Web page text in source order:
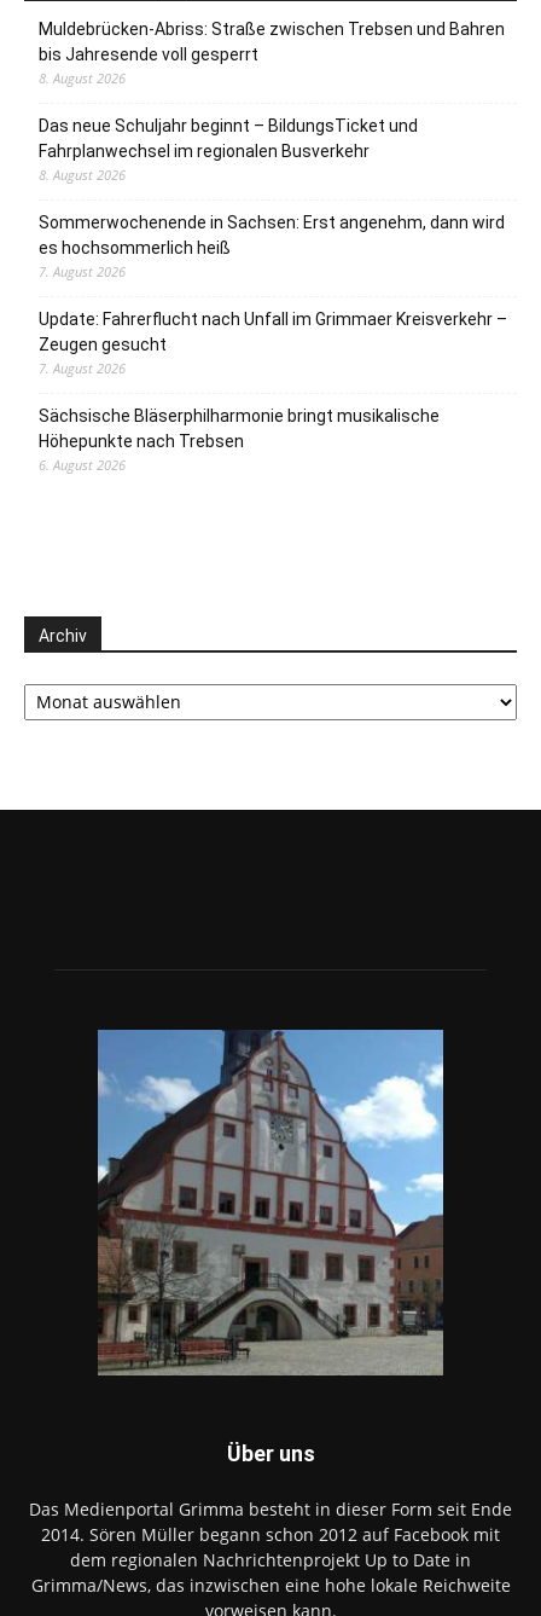
Muldebrücken-Abriss: Straße zwischen Trebsen und Bahren
bis Jahresende voll gesperrt
8. August 2026
Das neue Schuljahr beginnt – BildungsTicket und
Fahrplanwechsel im regionalen Busverkehr
8. August 2026
Sommerwochenende in Sachsen: Erst angenehm, dann wird
es hochsommerlich heiß
7. August 2026
Update: Fahrerflucht nach Unfall im Grimmaer Kreisverkehr –
Zeugen gesucht
7. August 2026
Sächsische Bläserphilharmonie bringt musikalische
Höhepunkte nach Trebsen
6. August 2026
Archiv
Archiv
Über uns
Das Medienportal Grimma besteht in dieser Form seit Ende
2014. Sören Müller begann schon 2012 auf Facebook mit
dem regionalen Nachrichtenprojekt Up to Date in
Grimma/News, das inzwischen eine hohe lokale Reichweite
vorweisen kann.